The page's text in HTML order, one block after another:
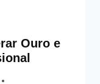
Ouro e